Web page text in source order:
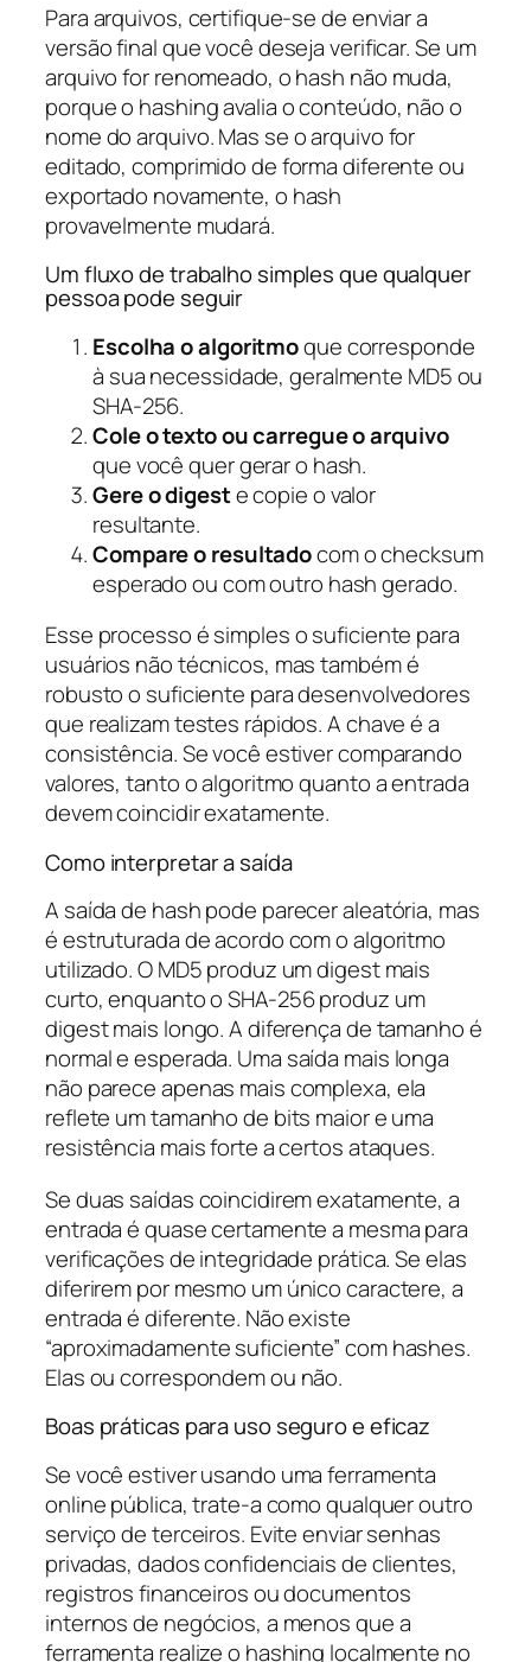
Para arquivos, certifique-se de enviar a
versão final que você deseja verificar. Se um
arquivo for renomeado, o hash não muda,
porque o hashing avalia o conteúdo, não o
nome do arquivo. Mas se o arquivo for
editado, comprimido de forma diferente ou
exportado novamente, o hash
provavelmente mudará.
Um fluxo de trabalho simples que qualquer
pessoa pode seguir
Escolha o algoritmoque corresponde
à sua necessidade, geralmente MD5 ou
SHA-256.
Cole o texto ou carregue o arquivo
que você quer gerar o hash.
Gere o digeste copie o valor
resultante.
Compare o resultadocom o checksum
esperado ou com outro hash gerado.
Esse processo é simples o suficiente para
usuários não técnicos, mas também é
robusto o suficiente para desenvolvedores
que realizam testes rápidos. A chave é a
consistência. Se você estiver comparando
valores, tanto o algoritmo quanto a entrada
devem coincidir exatamente.
Como interpretar a saída
A saída de hash pode parecer aleatória, mas
é estruturada de acordo com o algoritmo
utilizado. O MD5 produz um digest mais
curto, enquanto o SHA-256 produz um
digest mais longo. A diferença de tamanho é
normal e esperada. Uma saída mais longa
não parece apenas mais complexa, ela
reflete um tamanho de bits maior e uma
resistência mais forte a certos ataques.
Se duas saídas coincidirem exatamente, a
entrada é quase certamente a mesma para
verificações de integridade prática. Se elas
diferirem por mesmo um único caractere, a
entrada é diferente. Não existe
“aproximadamente suficiente” com hashes.
Elas ou correspondem ou não.
Boas práticas para uso seguro e eficaz
Se você estiver usando uma ferramenta
online pública, trate-a como qualquer outro
serviço de terceiros. Evite enviar senhas
privadas, dados confidenciais de clientes,
registros financeiros ou documentos
internos de negócios, a menos que a
ferramenta realize o hashing localmente no